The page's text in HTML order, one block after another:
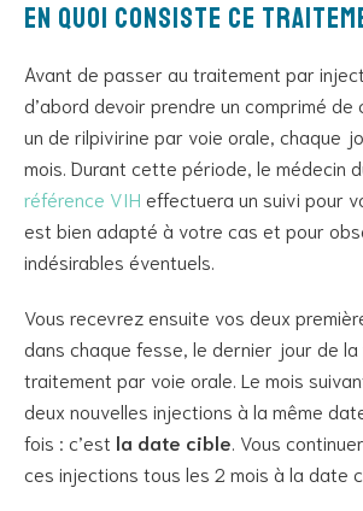
En quoi consiste ce
Avant de passer au traitement par
d’abord devoir prendre un comprimé
un de rilpivirine par voie orale, chaque
mois. Durant cette période, le médecin
référence VIH effectuera un suivi pour
est bien adapté à votre cas et pour
indésirables éventuels.
Vous recevrez ensuite vos deux
dans chaque fesse, le dernier jour de
traitement par voie orale. Le mois
deux nouvelles injections à la même
fois : c’est la date cible . Vous
ces injections tous les 2 mois à la date